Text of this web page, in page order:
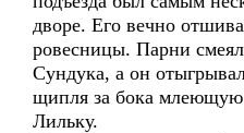
дворе. Его вечно
ровесницы. Парни
Сундука, а он
щипля за бока млеющую
Лильку.